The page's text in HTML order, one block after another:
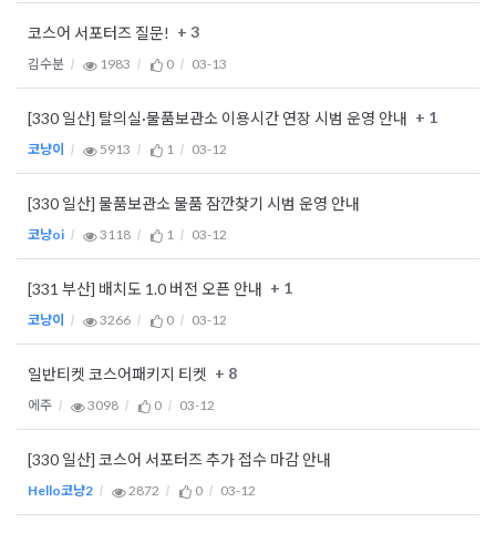
코스어 서포터즈 질문! + 3
김수분 1983 0 03-13
[330 일산] 탈의실·물품보관소 이용시간 연장 시범 운영 안내 + 1
코냥이 5913 1 03-12
[330 일산] 물품보관소 물품 잠깐찾기 시범 운영 안내
코냥oi 3118 1 03-12
[331 부산] 배치도 1.0 버전 오픈 안내 + 1
코냥이 3266 0 03-12
일반티켓 코스어패키지 티켓 + 8
에주 3098 0 03-12
[330 일산] 코스어 서포터즈 추가 접수 마감 안내
Hello코냥2 2872 0 03-12